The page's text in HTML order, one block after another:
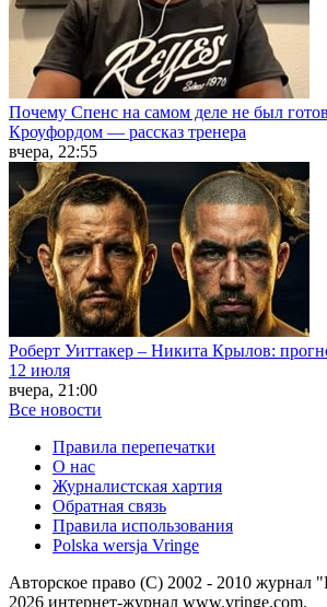
Почему Спенс на самом деле не был
Кроуфордом — рассказ тренера
вчера, 22:55
Роберт Уиттакер – Никита Крылов:
12 июля
вчера, 21:00
Все новости
Правила перепечатки
О нас
Журналистская хартия
Обратная связь
Правила использования
Polska wersja Vringe
Авторское право (С) 2002 - 2010
2026 интернет-журнал www.vringe.com.